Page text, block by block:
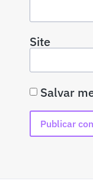
Site
Salvar